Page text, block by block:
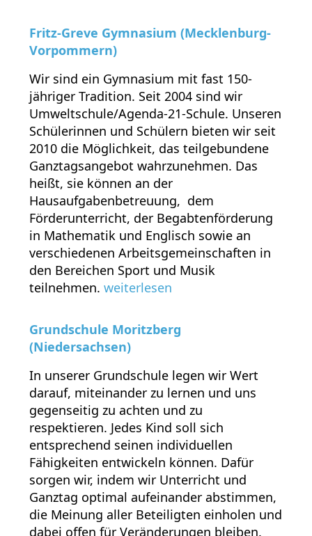
Fritz-Greve Gymnasium (Mecklenburg-
Vorpommern)
Wir sind ein Gymnasium mit fast 150-
jähriger Tradition. Seit 2004 sind wir
Umweltschule/Agenda-21-Schule. Unseren
Schülerinnen und Schülern bieten wir seit
2010 die Möglichkeit, das teilgebundene
Ganztagsangebot wahrzunehmen. Das
heißt, sie können an der
Hausaufgabenbetreuung, dem
Förderunterricht, der Begabtenförderung
in Mathematik und Englisch sowie an
verschiedenen Arbeitsgemeinschaften in
den Bereichen Sport und Musik
teilnehmen. weiterlesen
Grundschule Moritzberg
(Niedersachsen)
In unserer Grundschule legen wir Wert
darauf, miteinander zu lernen und uns
gegenseitig zu achten und zu
respektieren. Jedes Kind soll sich
entsprechend seinen individuellen
Fähigkeiten entwickeln können. Dafür
sorgen wir, indem wir Unterricht und
Ganztag optimal aufeinander abstimmen,
die Meinung aller Beteiligten einholen und
dabei offen für Veränderungen bleiben.